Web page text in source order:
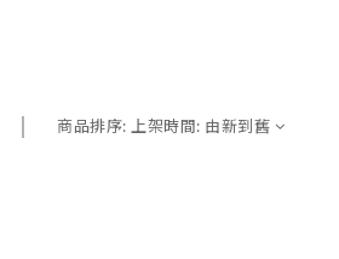
商品排序: 上架時間: 由新到舊